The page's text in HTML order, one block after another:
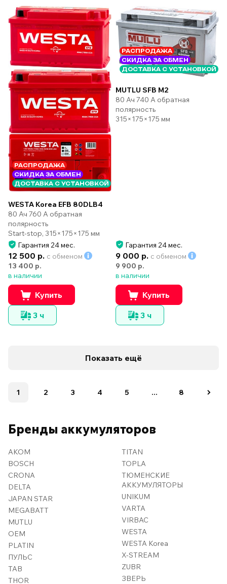
РАСПРОДАЖА
СКИДКА ЗА ОБМЕН
ДОСТАВКА С УСТАНОВКОЙ
WESTA Korea EFB 80DLB4
80 Ач 760 А обратная
полярность
Start-stop, 315×175×175 мм
Гарантия 24 мес.
12 500 р. с обменом
13 400 р.
в наличии
Купить
3 ч
РАСПРОДАЖА
СКИДКА ЗА ОБМЕН
ДОСТАВКА С УСТАНОВКОЙ
MUTLU SFB M2
80 Ач 740 А обратная
полярность
315×175×175 мм
Гарантия 24 мес.
9 000 р. с обменом
9 900 р.
в наличии
Купить
3 ч
Показать ещё
1 2 3 4 5 ... 8
Бренды аккумуляторов
AKOM
BOSCH
CRONA
DELTA
JAPAN STAR
MEGABATT
MUTLU
OEM
PLATIN
ПУЛЬС
TAB
THOR
TITAN
TOPLA
ТЮМЕНСКИЕ
АККУМУЛЯТОРЫ
UNIKUM
VARTA
VIRBAC
WESTA
WESTA Korea
X-STREAM
ZUBR
ЗВЕРЬ